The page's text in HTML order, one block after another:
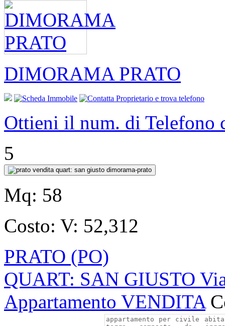
DIMORAMA PRATO
Ottieni il num. di Telefono
5
Mq: 58
Costo: V: 52,312
PRATO (PO)
QUART: SAN GIUSTO
Appartamento VENDITA